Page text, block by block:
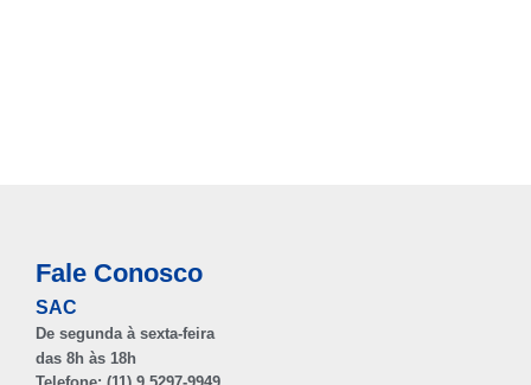
Fale Conosco
SAC
De segunda à sexta-feira
das 8h às 18h